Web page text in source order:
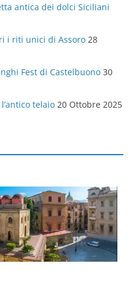
antica dei dolci Siciliani
i riti unici di Assoro 28
Fest di Castelbuono 30
telaio 20 Ottobre 2025